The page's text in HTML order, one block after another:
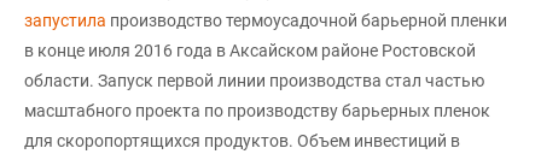
запустила производство термоусадочной барьерной пленки
в конце июля 2016 года в Аксайском районе Ростовской
области. Запуск первой линии производства стал частью
масштабного проекта по производству барьерных пленок
для скоропортящихся продуктов. Объем инвестиций в